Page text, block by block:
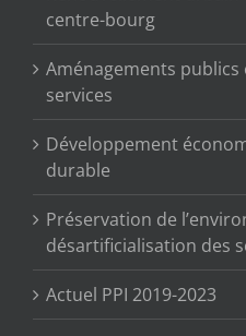
centre-bourg
Aménagements
services
Développement
durable
Préservation de
désartificialisation des
Actuel PPI 2019-2023